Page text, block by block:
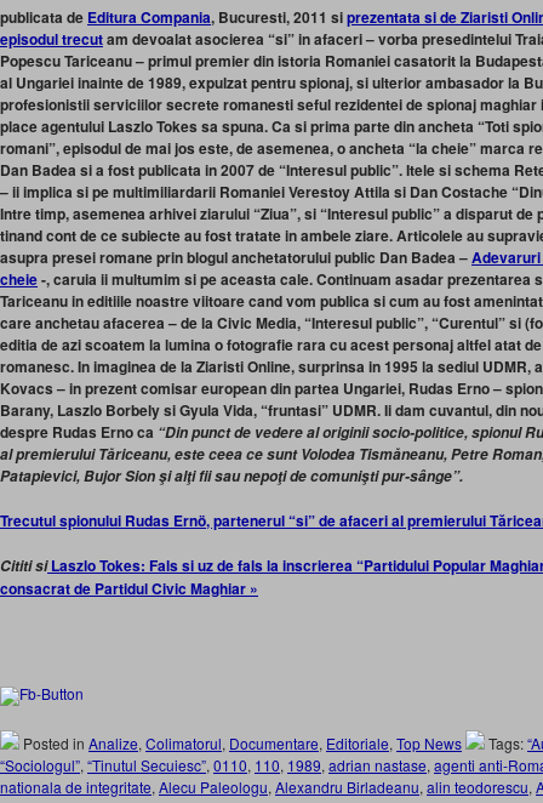
publicata de Editura Compania, Bucuresti, 2011 siprezentata si de Ziaristi
episodul trecutam devoalat asocierea “si” in afaceri – vorba presedintelui
Popescu Tariceanu – primul premier din istoria Romaniei casatorit la
al Ungariei inainte de 1989, expulzat pentru spionaj, si ulterior ambasador la
profesionistii serviciilor secrete romanesti seful rezidentei de spionaj maghiar
place agentului Laszlo Tokes sa spuna. Ca si prima parte din ancheta “Toti
romani”, episodul de mai jos este, de asemenea, o ancheta “la cheie” marca
Dan Badea si a fost publicata in 2007 de “Interesul public”. Itele si schema
– ii implica si pe multimiliardarii Romaniei Verestoy Attila si Dan Costache
Intre timp, asemenea arhivei ziarului “Ziua”, si “Interesul public” a disparut de
tinand cont de ce subiecte au fost tratate in ambele ziare. Articolele au
asupra presei romane prin blogul anchetatorului public Dan Badea –
cheie-, caruia ii multumim si pe aceasta cale. Continuam asadar prezentarea
Tariceanu in editiile noastre viitoare cand vom publica si cum au fost
care anchetau afacerea – de la Civic Media, “Interesul public”, “Curentul” si
editia de azi scoatem la lumina o fotografie rara cu acest personaj altfel atat
romanesc. In imaginea de la Ziaristi Online, surprinsa in 1995 la sediul UDMR,
Kovacs – in prezent comisar european din partea Ungariei, Rudas Erno –
Barany, Laszlo Borbely si Gyula Vida, “fruntasi” UDMR. Ii dam cuvantul, din
despre Rudas Erno ca “Din punct de vedere al originii socio-politice, spionul
al premierului Tăriceanu, este ceea ce sunt Volodea Tismăneanu, Petre
Patapievici, Bujor Sion şi alţi fii sau nepoţi de comunişti pur-sânge”.
Trecutul spionului Rudas Ernö, partenerul “si” de afaceri al premierului
Cititi siLaszlo Tokes: Fals si uz de fals la inscrierea “Partidului Popular
consacrat de Partidul Civic Maghiar »
Posted in Analize, Colimatorul, Documentare, Editoriale, Top News Tags:
“Sociologul”, “Tinutul Secuiesc”, 0110, 110, 1989, adrian nastase, agenti anti-
nationala de integritate, Alecu Paleologu, Alexandru Birladeanu, alin teodorescu,